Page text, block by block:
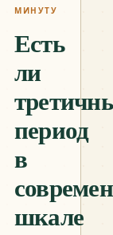
МИНУТУ
Есть
ли
период
в
шкале